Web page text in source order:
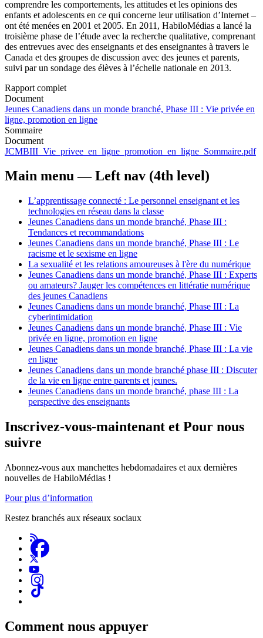
comprendre les comportements, les attitudes et les opinions des
enfants et adolescents en ce qui concerne leur utilisation d’Internet –
ont été menées en 2001 et 2005. En 2011, HabiloMédias a lancé la
troisième phase de l’étude avec la recherche qualitative, comprenant
des entrevues avec des enseignants et des enseignantes à travers le
Canada et des groupes de discussion avec des jeunes et parents,
suivi par un sondage des élèves à l’échelle nationale en 2013.
Rapport complet
Document
Jeunes Canadiens dans un monde branché, Phase III : Vie privée en
ligne, promotion en ligne
Sommaire
Document
JCMBIII_Vie_privee_en_ligne_promotion_en_ligne_Sommaire.pdf
Main menu — Left nav (4th level)
L’apprentissage connecté : Le personnel enseignant et les
technologies en réseau dans la classe
Jeunes Canadiens dans un monde branché, Phase III :
Tendances et recommandations
Jeunes Canadiens dans un monde branché, Phase III : Le
racisme et le sexisme en ligne
La sexualité et les relations amoureuses à l'ère du numérique
Jeunes Canadiens dans un monde branché, Phase III : Experts
ou amateurs? Jauger les compétences en littératie numérique
des jeunes Canadiens
Jeunes Canadiens dans un monde branché, Phase III : La
cyberintimidation
Jeunes Canadiens dans un monde branché, Phase III : Vie
privée en ligne, promotion en ligne
Jeunes Canadiens dans un monde branché, Phase III : La vie
en ligne
Jeunes Canadiens dans un monde branché phase III : Discuter
de la vie en ligne entre parents et jeunes.
Jeunes Canadiens dans un monde branché, phase III : La
perspective des enseignants
Inscrivez-vous-maintenant et Pour nous
suivre
Abonnez-vous aux manchettes hebdomadaires et aux dernières
nouvelles de HabiloMédias !
Pour plus d’information
Restez branchés aux réseaux sociaux
Comment nous appuyer